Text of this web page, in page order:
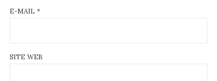
E-MAIL *
SITE WEB